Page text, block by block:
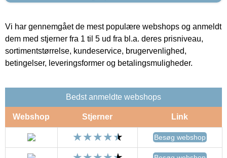
Vi har gennemgået de mest populære webshops og anmeldt
dem med stjerner fra 1 til 5 ud fra bl.a. deres prisniveau,
sortimentstørrelse, kundeservice, brugervenlighed,
betingelser, leveringsformer og betalingsmuligheder.
Bedst anmeldte webshops
Webshop Stjerner Link
Besøg webshop